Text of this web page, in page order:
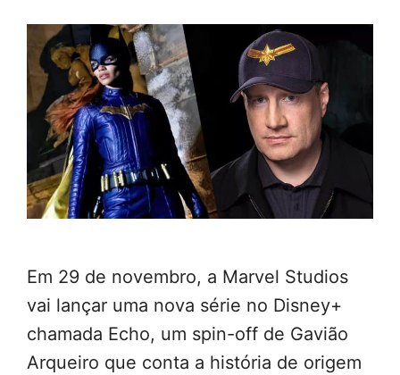
Em 29 de novembro, a Marvel Studios
vai lançar uma nova série no Disney+
chamada Echo, um spin-off de Gavião
Arqueiro que conta a história de origem